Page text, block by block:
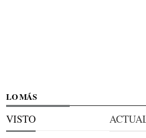
LO MÁS
VISTO